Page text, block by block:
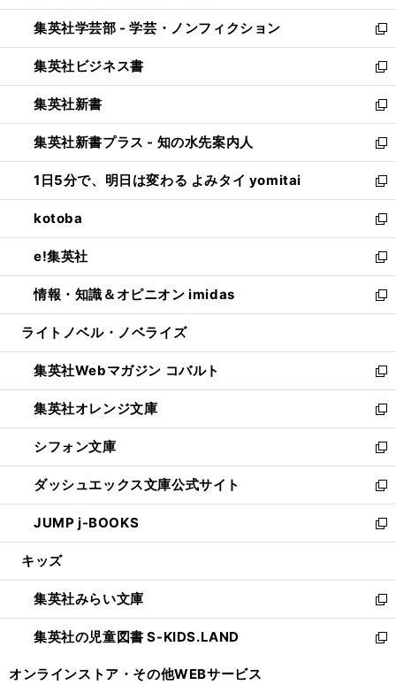
開
く
ウ
で
開
く
ン
ド
ウ
で
開
く
ウ
ィ
ン
ド
ウ
で
開
く
集英社学芸部 - 学芸・ノンフィクション
新
し
い
ウ
ィ
ン
ド
ウ
で
開
く
集英社ビジネス書
新
し
い
ウ
ィ
ン
ド
ウ
で
開
く
集英社新書
新
し
い
ウ
ィ
ン
ド
ウ
で
開
く
集英社新書プラス - 知の水先案内人
新
し
い
ウ
ィ
ン
ド
ウ
で
開
1日5分で、明日は変わる よみタイ yomitai
新
し
い
ウ
ィ
ン
ド
ウ
開
く
kotoba
新
し
い
ウ
ィ
ン
ウ
で
開
く
e!集英社
新
し
い
ウ
ン
ド
ウ
で
開
く
情報・知識＆オピニオン imidas
新
し
ウ
ィ
ン
ド
ウ
で
開
く
ライトノベル・ノベライズ
集英社Webマガジン コバルト
新
し
い
ウ
ィ
ン
ド
ウ
で
開
集英社オレンジ文庫
新
し
い
ウ
ィ
ン
ド
ウ
開
く
シフォン文庫
新
し
い
ウ
ィ
ン
ウ
で
開
く
ダッシュエックス文庫公式サイト
新
し
い
ウ
ン
ド
ウ
で
JUMP j-BOOKS
新
し
ウ
ィ
ン
ド
キッズ
集英社みらい文庫
新
し
い
集英社の児童図書 S-KIDS.LAND
新
オンラインストア・ その他WEBサービス